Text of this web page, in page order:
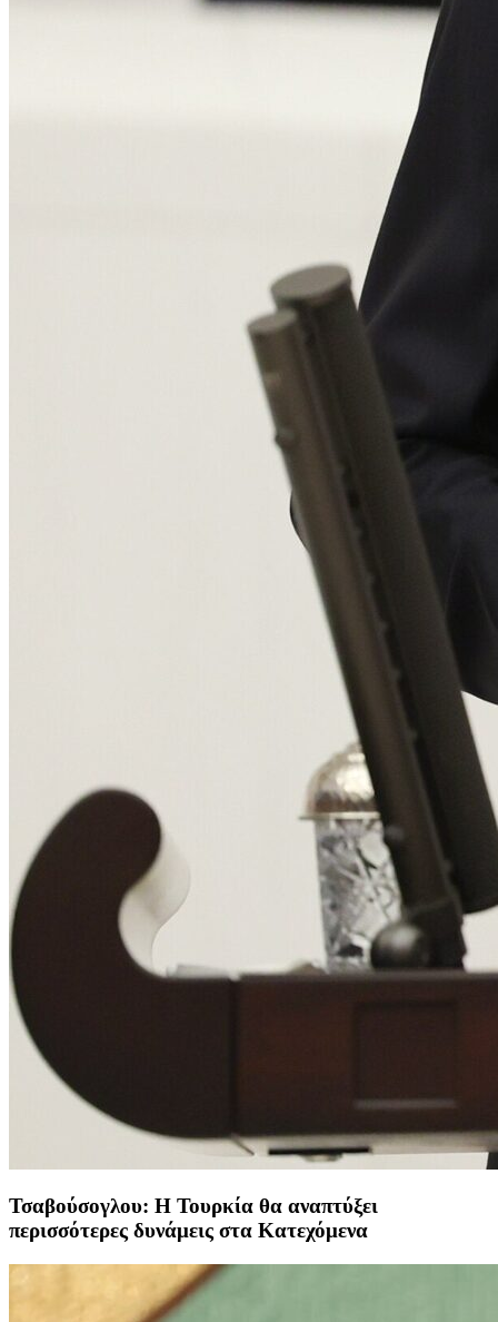
Τσαβούσογλου: Η Τουρκία θα αναπτύξει
περισσότερες δυνάμεις στα Κατεχόμενα